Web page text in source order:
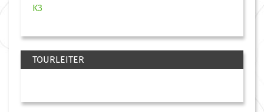
K3
TOURLEITER